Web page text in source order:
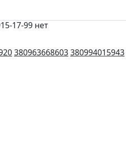
17-99 нет
380963668603380994015943